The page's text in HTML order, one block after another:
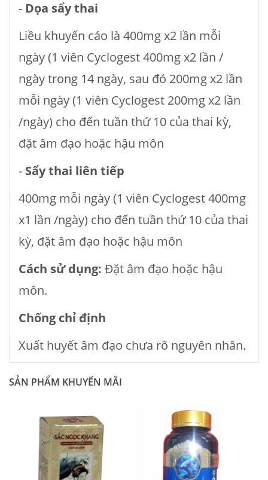
- Dọa sẩy thai
Liều khuyến cáo là 400mg x2 lần mỗi
ngày (1 viên Cyclogest 400mg x2 lần /
ngày trong 14 ngày, sau đó 200mg x2 lần
mỗi ngày (1 viên Cyclogest 200mg x2 lần
/ngày) cho đến tuần thứ 10 của thai kỳ,
đặt âm đạo hoặc hậu môn
- Sẩy thai liên tiếp
400mg mỗi ngày (1 viên Cyclogest 400mg
x1 lần /ngày) cho đến tuần thứ 10 của thai
kỳ, đặt âm đạo hoặc hậu môn
Cách sử dụng: Đặt âm đạo hoặc hậu
môn.
Chống chỉ định
Xuất huyết âm đạo chưa rõ nguyên nhân.
SẢN PHẨM KHUYẾN MÃI